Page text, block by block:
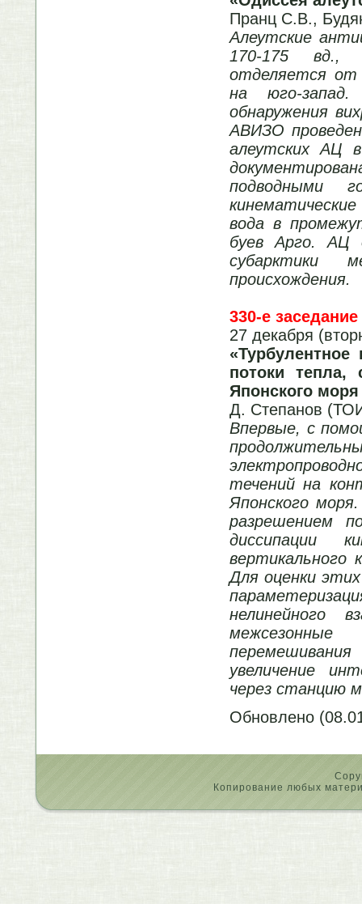
Пранц С.В.,
Алеутские
170-175 вд.,
отделяется от
на юго-
обнаружения
АВИЗО
алеутских АЦ
подводными
вода в
буев Арго. АЦ
субарктики
происхождения.
330-е заседание
27 декабря
«
потоки тепла,
Японского моря
Д. Степанов
Впервые, с
течений на
Японского
разрешением
диссипации
вертикального
Для оценки
нелинейного
межсезонные
увеличение
через станцию
Обновлено
Копирование любых